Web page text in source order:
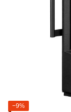
−9%